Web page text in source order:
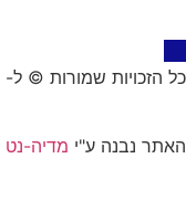
כל הזכויות שמורות © ל- 90FM
האתר נבנה ע"י מדיה-נט